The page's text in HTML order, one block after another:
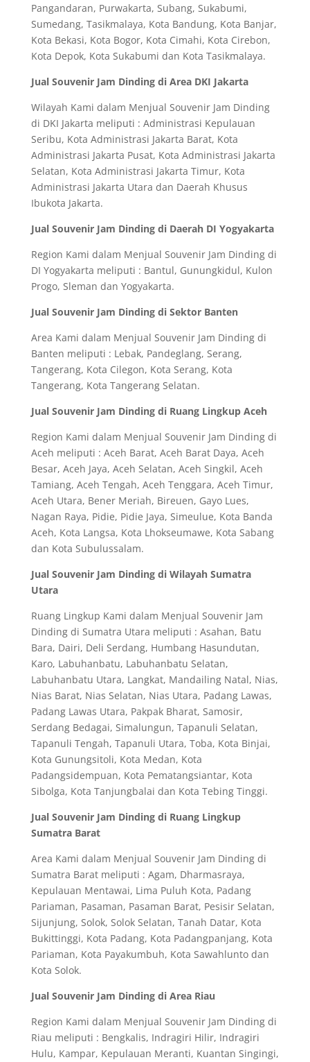
Pangandaran, Purwakarta, Subang, Sukabumi,
Sumedang, Tasikmalaya, Kota Bandung, Kota Banjar,
Kota Bekasi, Kota Bogor, Kota Cimahi, Kota Cirebon,
Kota Depok, Kota Sukabumi dan Kota Tasikmalaya.
Jual Souvenir Jam Dinding di Area DKI Jakarta
Wilayah Kami dalam Menjual Souvenir Jam Dinding
di DKI Jakarta meliputi : Administrasi Kepulauan
Seribu, Kota Administrasi Jakarta Barat, Kota
Administrasi Jakarta Pusat, Kota Administrasi Jakarta
Selatan, Kota Administrasi Jakarta Timur, Kota
Administrasi Jakarta Utara dan Daerah Khusus
Ibukota Jakarta.
Jual Souvenir Jam Dinding di Daerah DI Yogyakarta
Region Kami dalam Menjual Souvenir Jam Dinding di
DI Yogyakarta meliputi : Bantul, Gunungkidul, Kulon
Progo, Sleman dan Yogyakarta.
Jual Souvenir Jam Dinding di Sektor Banten
Area Kami dalam Menjual Souvenir Jam Dinding di
Banten meliputi : Lebak, Pandeglang, Serang,
Tangerang, Kota Cilegon, Kota Serang, Kota
Tangerang, Kota Tangerang Selatan.
Jual Souvenir Jam Dinding di Ruang Lingkup Aceh
Region Kami dalam Menjual Souvenir Jam Dinding di
Aceh meliputi : Aceh Barat, Aceh Barat Daya, Aceh
Besar, Aceh Jaya, Aceh Selatan, Aceh Singkil, Aceh
Tamiang, Aceh Tengah, Aceh Tenggara, Aceh Timur,
Aceh Utara, Bener Meriah, Bireuen, Gayo Lues,
Nagan Raya, Pidie, Pidie Jaya, Simeulue, Kota Banda
Aceh, Kota Langsa, Kota Lhokseumawe, Kota Sabang
dan Kota Subulussalam.
Jual Souvenir Jam Dinding di Wilayah Sumatra
Utara
Ruang Lingkup Kami dalam Menjual Souvenir Jam
Dinding di Sumatra Utara meliputi : Asahan, Batu
Bara, Dairi, Deli Serdang, Humbang Hasundutan,
Karo, Labuhanbatu, Labuhanbatu Selatan,
Labuhanbatu Utara, Langkat, Mandailing Natal, Nias,
Nias Barat, Nias Selatan, Nias Utara, Padang Lawas,
Padang Lawas Utara, Pakpak Bharat, Samosir,
Serdang Bedagai, Simalungun, Tapanuli Selatan,
Tapanuli Tengah, Tapanuli Utara, Toba, Kota Binjai,
Kota Gunungsitoli, Kota Medan, Kota
Padangsidempuan, Kota Pematangsiantar, Kota
Sibolga, Kota Tanjungbalai dan Kota Tebing Tinggi.
Jual Souvenir Jam Dinding di Ruang Lingkup
Sumatra Barat
Area Kami dalam Menjual Souvenir Jam Dinding di
Sumatra Barat meliputi : Agam, Dharmasraya,
Kepulauan Mentawai, Lima Puluh Kota, Padang
Pariaman, Pasaman, Pasaman Barat, Pesisir Selatan,
Sijunjung, Solok, Solok Selatan, Tanah Datar, Kota
Bukittinggi, Kota Padang, Kota Padangpanjang, Kota
Pariaman, Kota Payakumbuh, Kota Sawahlunto dan
Kota Solok.
Jual Souvenir Jam Dinding di Area Riau
Region Kami dalam Menjual Souvenir Jam Dinding di
Riau meliputi : Bengkalis, Indragiri Hilir, Indragiri
Hulu, Kampar, Kepulauan Meranti, Kuantan Singingi,